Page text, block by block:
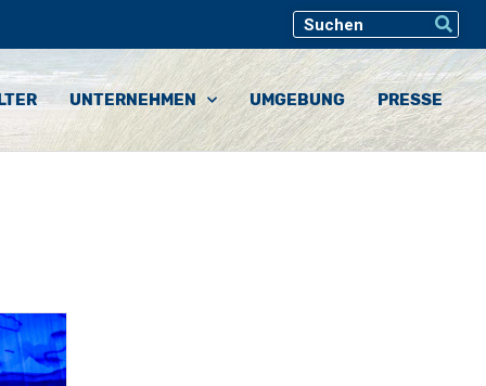
UNTERNEHMEN UMGEBUNG PRESSE